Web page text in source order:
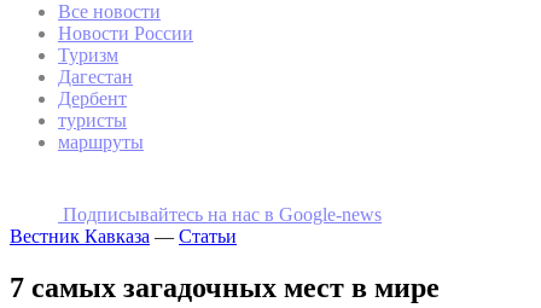
Все новости
Новости России
Туризм
Дагестан
Дербент
туристы
маршруты
Подписывайтесь на наc в Google-news
Вестник Кавказа — Статьи
7 самых загадочных мест в мире